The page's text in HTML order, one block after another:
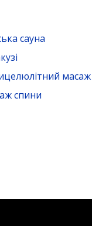
сауна
масаж
спини